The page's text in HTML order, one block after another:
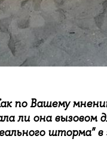
по Вашему
ли она вызовом
шторма" в